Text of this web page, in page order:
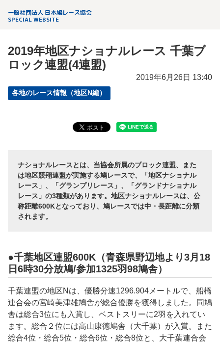
一般社団法人 日本鳩レース協会
SPECIAL WEBSITE
2019年地区ナショナルレース 千葉ブ
ロック連盟(4連盟)
2019年6月26日 13:40
各地のレース情報（地区N編）
ナショナルレースとは、当協会所属のブロック連盟、また
は地区競翔連盟が実施する鳩レースで、「地区ナショナル
レース」、「グランプリレース」、「グランドナショナル
レース」の3種類があります。地区ナショナルレースは、公
称距離600Kとなっており、鳩レースでは中・長距離に分類
されます。
●千葉地区連盟600K（青森県野辺地より3月18
日6時30分放鳩/参加1325羽98鳩舎）
千葉連盟の地区Nは、優勝分速1296.904メートルで、船橋
連合会の宮崎美津雄鳩舎が総合優勝を獲得しました。同鳩
舎は総合3位にも入賞し、ベストスリーに2羽を入れてい
ます。総合２位には高山康徳鳩舎（大千葉）が入賞。また
総合4位・総合5位・総合6位・総合8位と、大千葉連合会